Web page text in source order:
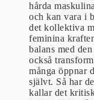
hårda
och kan vara i
det kollektiva
feminina
balans med
också
många öppnar
självt. Så har
kallar det